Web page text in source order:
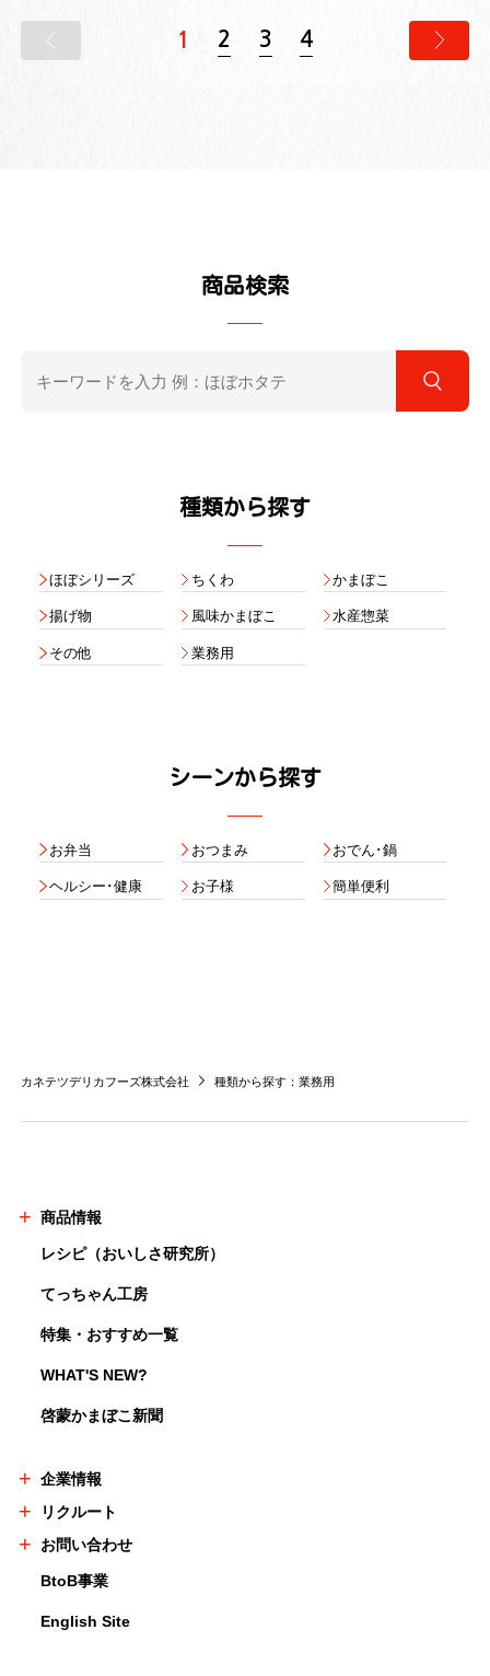
1 2 3 4
商品検索
種類から探す
ほぼシリーズ ちくわ かまぼこ
揚げ物 風味かまぼこ 水産惣菜
その他 業務用
シーンから探す
お弁当 おつまみ おでん･鍋
ヘルシー･健康 お子様 簡単便利
カネテツデリカフーズ株式会社 種類から探す：業務用
商品情報
レシピ（おいしさ研究所）
てっちゃん工房
特集・おすすめ一覧
WHAT'S NEW?
啓蒙かまぼこ新聞
企業情報
リクルート
お問い合わせ
BtoB事業
English Site